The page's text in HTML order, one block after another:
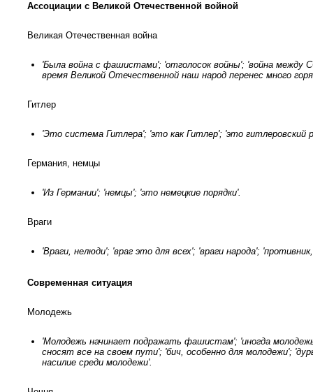
Ассоциации с Великой Отечественной войной
Великая Отечественная война
'Была война с фашистами'; 'отголосок войны'; 'война между
время Великой Отечественной наш народ перенес много
Гитлер
'Это система Гитлера'; 'это как Гитлер'; 'это
Германия, немцы
'Из Германии'; 'немцы'; 'это немецкие порядки'.
Враги
'Враги, нелюди'; 'враг это для всех'; 'враги народа';
Современная ситуация
Молодежь
'Молодежь начинает подражать фашистам'; 'иногда
сносят все на своем пути'; 'бич, особенно для молодежи';
насилие среди молодежи'.